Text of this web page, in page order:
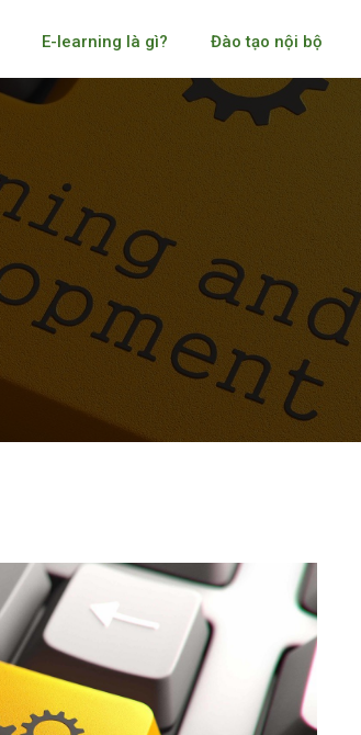
E-learning là gì? Đào tạo nội bộ